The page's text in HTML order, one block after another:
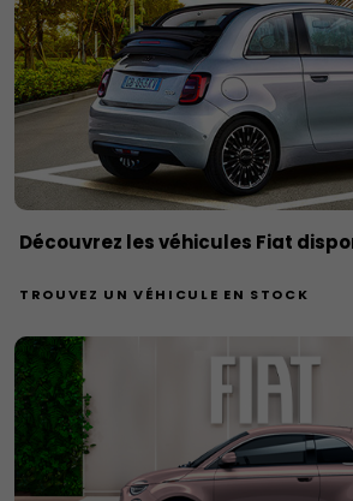
Découvrez les véhicules Fiat
TROUVEZ UN VÉHICULE EN STOCK